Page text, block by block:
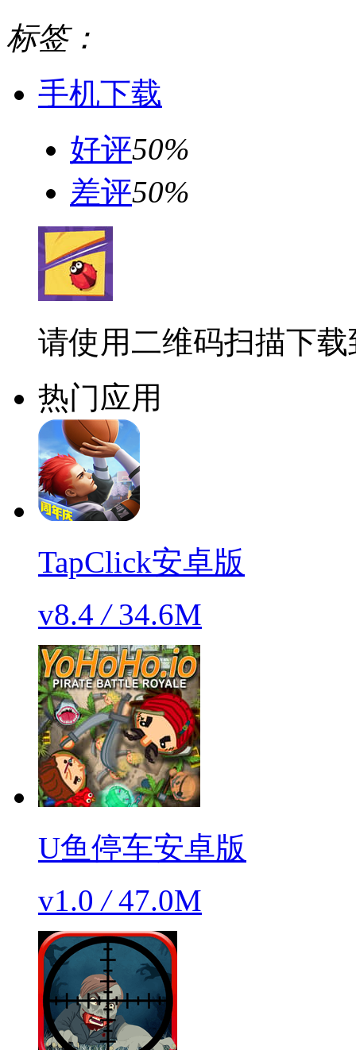
标签：
手机下载
好评50%
差评50%
请使用二维码扫描下
热门应用
TapClick安卓版
v8.4/34.6M
U鱼停车安卓版
v1.0/47.0M